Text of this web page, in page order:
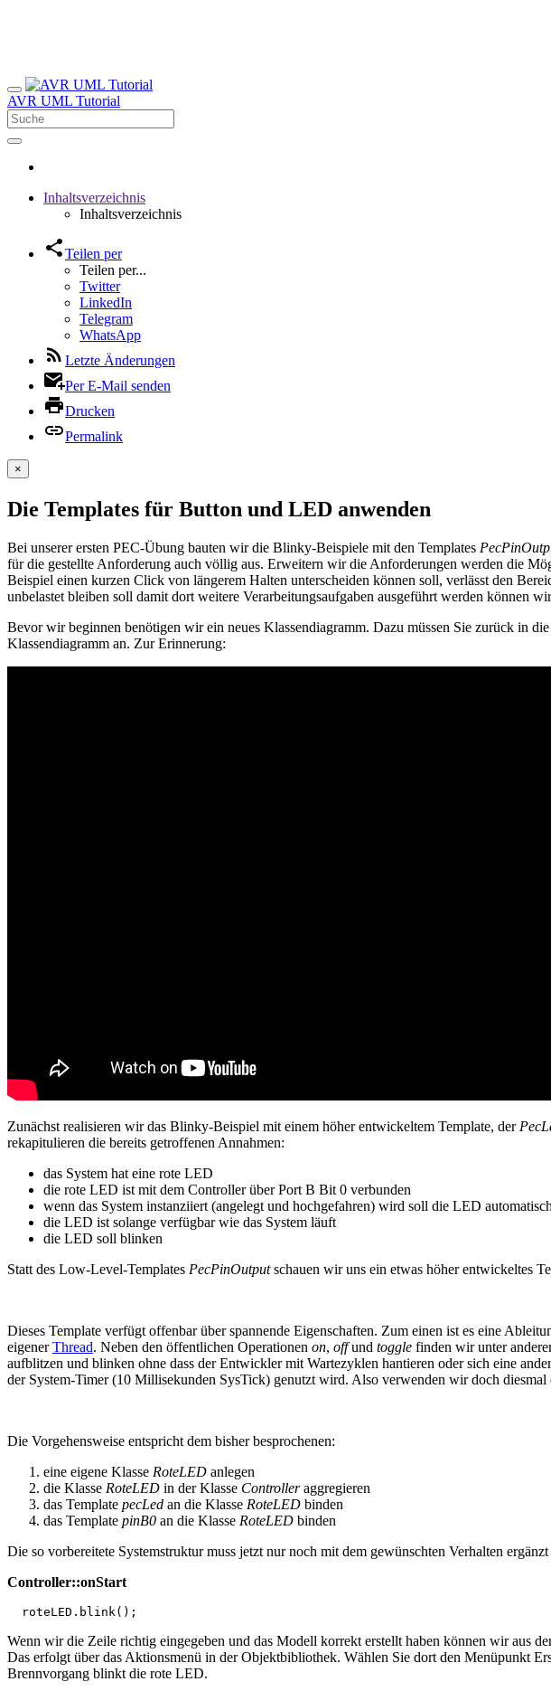
AVR UML Tutorial
Inhaltsverzeichnis
Inhaltsverzeichnis
Teilen per
Teilen per...
Twitter
LinkedIn
Telegram
WhatsApp
Letzte Änderungen
Per E-Mail senden
Drucken
Permalink
×
Die Templates für Button und LED anwenden
Bei unserer ersten PEC-Übung bauten wir die Blinky-Beispiele mit den Templates
für die gestellte Anforderung auch völlig aus. Erweitern wir die Anforderungen werden die
Beispiel einen kurzen Click von längerem Halten unterscheiden können soll, verlässt den
unbelastet bleiben soll damit dort weitere Verarbeitungsaufgaben ausgeführt werden können
Bevor wir beginnen benötigen wir ein neues Klassendiagramm. Dazu müssen Sie zurück in
Klassendiagramm an. Zur Erinnerung:
Zunächst realisieren wir das Blinky-Beispiel mit einem höher entwickeltem Template, der
rekapitulieren die bereits getroffenen Annahmen:
das System hat eine rote LED
die rote LED ist mit dem Controller über Port B Bit 0 verbunden
wenn das System instanziiert (angelegt und hochgefahren) wird soll die LED
die LED ist solange verfügbar wie das System läuft
die LED soll blinken
Statt des Low-Level-Templates PecPinOutputschauen wir uns ein etwas höher entwickeltes
Dieses Template verfügt offenbar über spannende Eigenschaften. Zum einen ist es eine
eigenerThread. Neben den öffentlichen Operationen on, offund toggle finden wir unter
aufblitzen und blinken ohne dass der Entwickler mit Wartezyklen hantieren oder sich eine
der System-Timer (10 Millisekunden SysTick) genutzt wird. Also verwenden wir doch
Die Vorgehensweise entspricht dem bisher besprochenen:
eine eigene Klasse RoteLED anlegen
die Klasse RoteLED in der Klasse Controlleraggregieren
das Template pecLed an die Klasse RoteLED binden
das Template pinB0 an die Klasse RoteLED binden
Die so vorbereitete Systemstruktur muss jetzt nur noch mit dem gewünschten Verhalten
Controller::onStart
  roteLED.
blink( ) ;
Wenn wir die Zeile richtig eingegeben und das Modell korrekt erstellt haben können wir aus
Das erfolgt über das Aktionsmenü in der Objektbibliothek. Wählen Sie dort den Menüpunkt
Brennvorgang blinkt die rote LED.